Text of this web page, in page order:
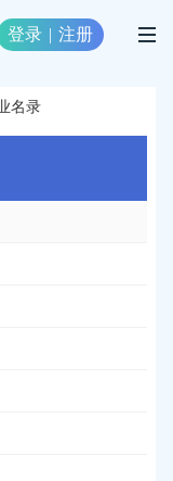
登录 | 注册
名录